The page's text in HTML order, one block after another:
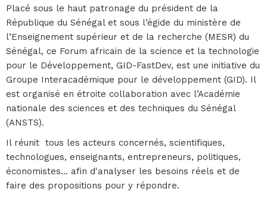
Placé sous le haut patronage du président de la
République du Sénégal et sous l’égide du ministère de
l’Enseignement supérieur et de la recherche (MESR) du
Sénégal, ce Forum africain de la science et la technologie
pour le Développement, GID-FastDev, est une initiative du
Groupe Interacadémique pour le développement (GID). Il
est organisé en étroite collaboration avec l’Académie
nationale des sciences et des techniques du Sénégal
(ANSTS).
Il réunit tous les acteurs concernés, scientifiques,
technologues, enseignants, entrepreneurs, politiques,
économistes... afin d'analyser les besoins réels et de
faire des propositions pour y répondre.